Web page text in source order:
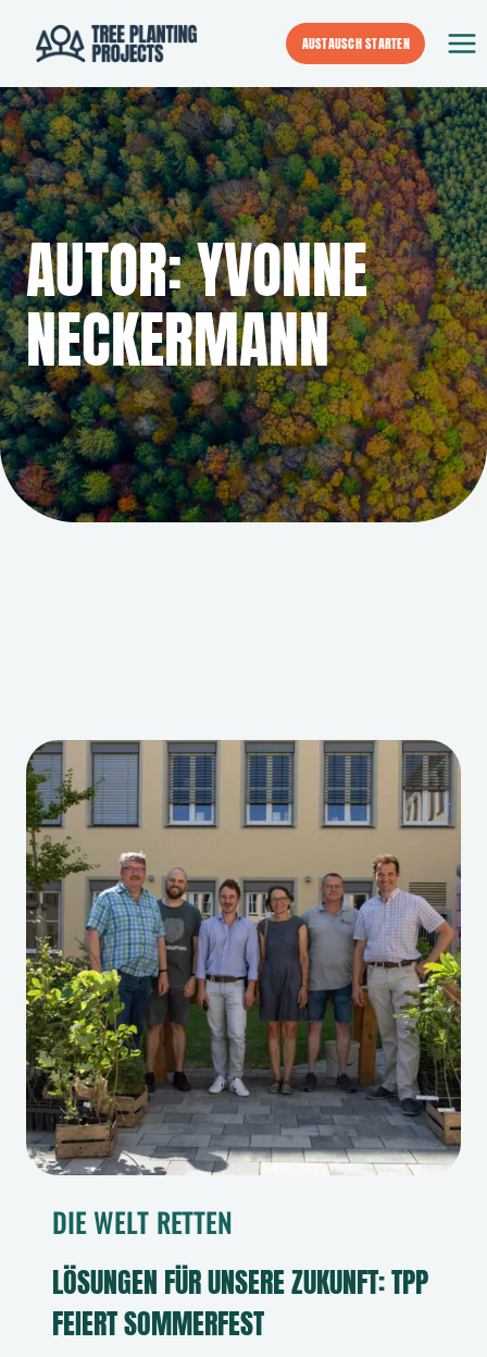
Inhalt
AUSTAUSCH STARTEN
AUTOR: YVONNE
NECKERMANN
DIE WELT RETTEN
LÖSUNGEN FÜR UNSERE ZUKUNFT: TPP
FEIERT SOMMERFEST